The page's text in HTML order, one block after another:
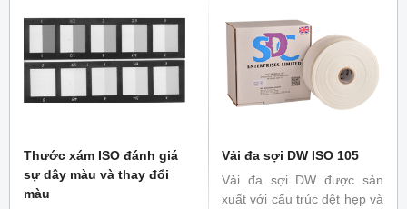
1006 E02 Polyvinyl Chloride
Thước xám ISO đánh giá
sự dây màu và thay đổi
màu
Vải đa sợi DW ISO 105
Vải đa sợi DW được sản
xuất với cấu trúc dệt hẹp và